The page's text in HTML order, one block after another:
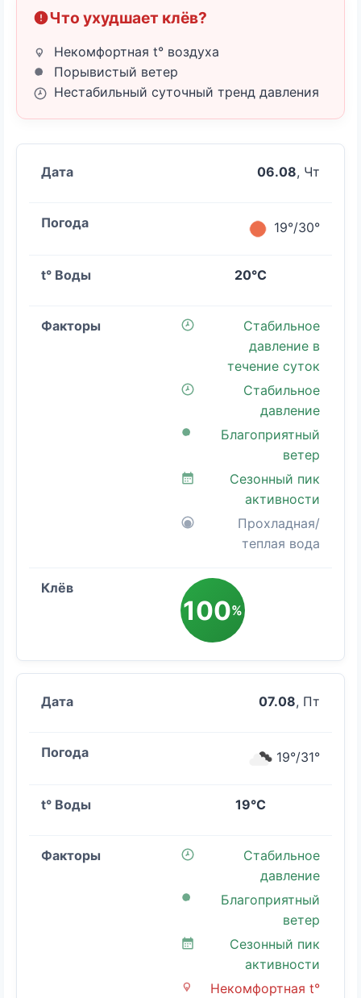
Что ухудшает клёв?
Некомфортная t° воздуха
Порывистый ветер
Нестабильный суточный тренд давления
06.08, Чт
19°/30°
20°C
Стабильное
давление в
течение суток
Стабильное
давление
Благоприятный
ветер
Сезонный пик
активности
Прохладная/
теплая вода
100%
07.08, Пт
19°/31°
19°C
Стабильное
давление
Благоприятный
ветер
Сезонный пик
активности
Некомфортная t°